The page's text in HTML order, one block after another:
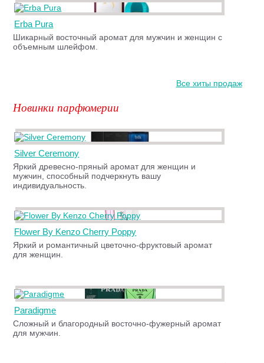
Erba Pura
Шикарный восточный аромат для мужчин и женщин с
объемным шлейфом.
Все хиты продаж
Новинки парфюмерии
Silver Ceremony
Яркий древесно-пряный аромат для женщин и
мужчин, способный подчеркнуть вашу
индивидуальность.
Flower By Kenzo Cherry Poppy
Яркий и романтичный цветочно-фруктовый аромат
для женщин.
Paradigme
Сложный и благородный восточно-фужерный аромат
для мужчин.